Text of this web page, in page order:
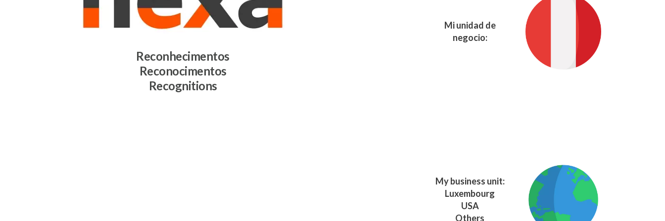
Reconhecimentos
Reconocimentos
Recognitions
Mi unidad de
negocio:
My business unit:
Luxembourg
USA
Others